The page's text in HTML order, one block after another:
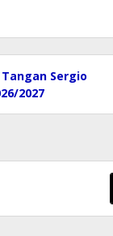
Sergio
2027